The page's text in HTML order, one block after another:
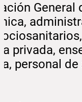
General
privada,
personal